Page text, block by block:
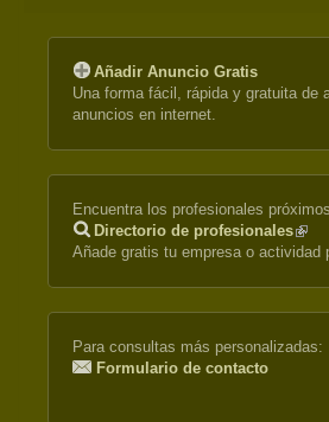
Añadir Anuncio Gratis
Una forma fácil, rápida y gratuita de
anuncios en internet.
Encuentra los profesionales
Directorio de profesionales(link
is
Añade gratis tu empresa o actividad
Para consultas más personalizadas:
Formulario de contacto